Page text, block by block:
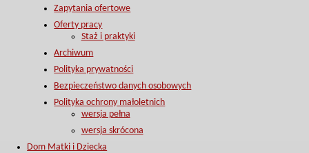
Zapytania ofertowe
Oferty pracy
Staż i praktyki
Archiwum
Polityka prywatności
Bezpieczeństwo danych osobowych
Polityka ochrony małoletnich
wersja pełna
wersja skrócona
Dom Matki i Dziecka